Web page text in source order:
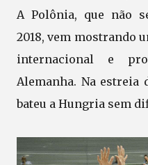
A Polônia, que não
2018, vem mostrando
internacional e
Alemanha. Na estreia
bateu a Hungria sem